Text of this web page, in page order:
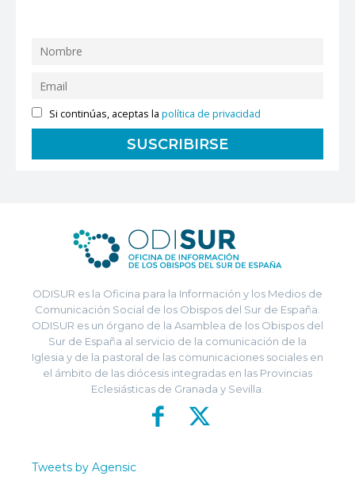
Si continúas, aceptas lapolítica de privacidad
ODISUR es la Oficina para la Información y los Medios de
Comunicación Social de los Obispos del Sur de España.
ODISUR es un órgano de la Asamblea de los Obispos del
Sur de España al servicio de la comunicación de la
Iglesia y de la pastoral de las comunicaciones sociales en
el ámbito de las diócesis integradas en las Provincias
Eclesiásticas de Granada y Sevilla.
Tweets by Agensic